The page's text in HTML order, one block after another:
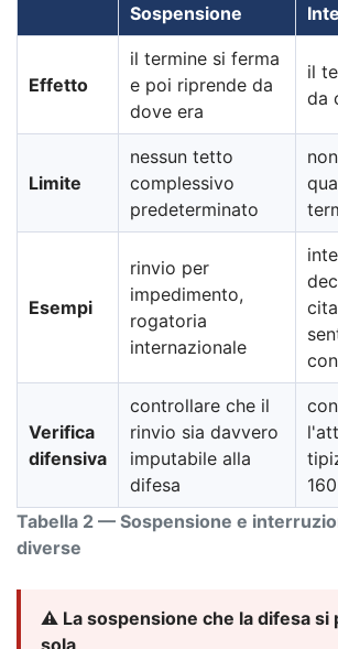
Tabella 2 — Sospensione e
diverse
Sospensione
Effetto
il termine si ferma
e poi riprende da
dove era
il
da
Limite
nessun tetto
complessivo
predeterminato
Esempi
rinvio per
impedimento,
rogatoria
internazionale
Verifica
difensiva
controllare che il
rinvio sia davvero
imputabile alla
difesa
160
⚠️ La sospensione che la difesa si
sola